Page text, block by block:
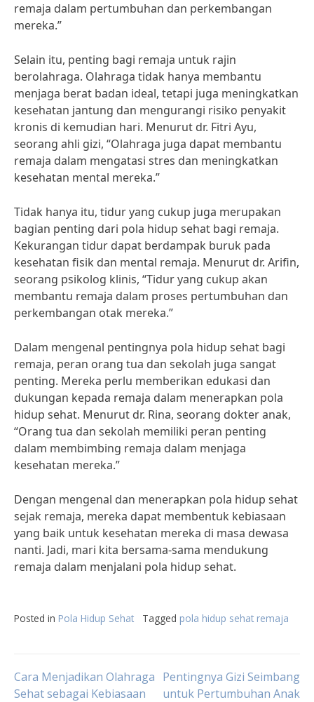
remaja dalam pertumbuhan dan perkembangan
mereka.”
Selain itu, penting bagi remaja untuk rajin
berolahraga. Olahraga tidak hanya membantu
menjaga berat badan ideal, tetapi juga meningkatkan
kesehatan jantung dan mengurangi risiko penyakit
kronis di kemudian hari. Menurut dr. Fitri Ayu,
seorang ahli gizi, “Olahraga juga dapat membantu
remaja dalam mengatasi stres dan meningkatkan
kesehatan mental mereka.”
Tidak hanya itu, tidur yang cukup juga merupakan
bagian penting dari pola hidup sehat bagi remaja.
Kekurangan tidur dapat berdampak buruk pada
kesehatan fisik dan mental remaja. Menurut dr. Arifin,
seorang psikolog klinis, “Tidur yang cukup akan
membantu remaja dalam proses pertumbuhan dan
perkembangan otak mereka.”
Dalam mengenal pentingnya pola hidup sehat bagi
remaja, peran orang tua dan sekolah juga sangat
penting. Mereka perlu memberikan edukasi dan
dukungan kepada remaja dalam menerapkan pola
hidup sehat. Menurut dr. Rina, seorang dokter anak,
“Orang tua dan sekolah memiliki peran penting
dalam membimbing remaja dalam menjaga
kesehatan mereka.”
Dengan mengenal dan menerapkan pola hidup sehat
sejak remaja, mereka dapat membentuk kebiasaan
yang baik untuk kesehatan mereka di masa dewasa
nanti. Jadi, mari kita bersama-sama mendukung
remaja dalam menjalani pola hidup sehat.
Posted in Pola Hidup Sehat Tagged pola hidup sehat remaja
Post
Cara Menjadikan Olahraga
Sehat sebagai Kebiasaan
Pentingnya Gizi Seimbang
untuk Pertumbuhan Anak